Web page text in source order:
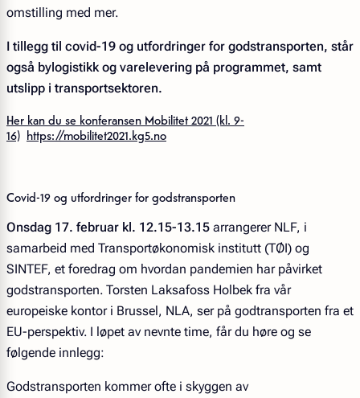
omstilling med mer.
I tillegg til covid-19 og utfordringer for godstransporten, står
også bylogistikk og varelevering på programmet, samt
utslipp i transportsektoren.
Her kan du se konferansen Mobilitet 2021 (kl. 9-
16) https://mobilitet2021.kg5.no
Covid-19 og utfordringer for godstransporten
Onsdag 17. februar kl. 12.15-13.15 arrangerer NLF, i
samarbeid med Transportøkonomisk institutt (TØI) og
SINTEF, et foredrag om hvordan pandemien har påvirket
godstransporten. Torsten Laksafoss Holbek fra vår
europeiske kontor i Brussel, NLA, ser på godtransporten fra et
EU-perspektiv. I løpet av nevnte time, får du høre og se
følgende innlegg:
Godstransporten kommer ofte i skyggen av